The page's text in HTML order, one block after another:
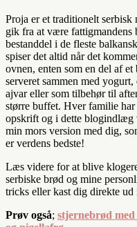
Proja er et traditionelt serbisk
gik fra at være fattigmandens
bestanddel i de fleste
spiser det altid når det
ovnen, enten som en del af et
serveret sammen med yogurt,
ajvar eller som tilbehør til
større buffet. Hver familie har
opskrift og i dette blogindlæg
min mors version med dig,
er verdens bedste!
Læs videre for at blive
serbiske brød og mine
tricks eller kast dig direkte ud
Prøv også; stjernebrød med